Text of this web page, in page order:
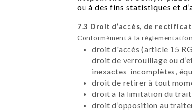
ou à des fins statistiques et
7.3 Droit d’accès, de
Conformément à la
droit d'accès (article 15
droit de verrouillage ou
inexactes, incomplètes,
droit de retirer à tout
droit à la limitation du
droit d’opposition au